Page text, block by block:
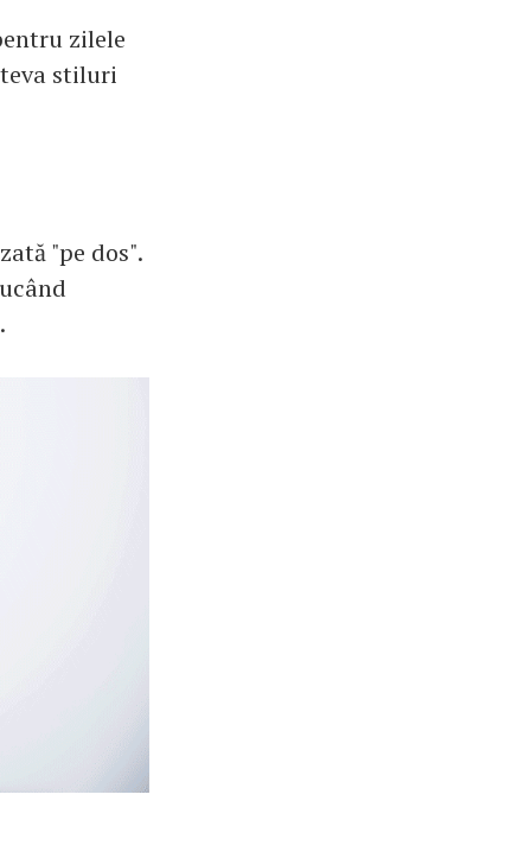
zilele
stiluri
"pe dos".